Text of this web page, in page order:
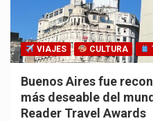
VIAJES CULTURA
Buenos Aires fue
más deseable del
Reader Travel Awards